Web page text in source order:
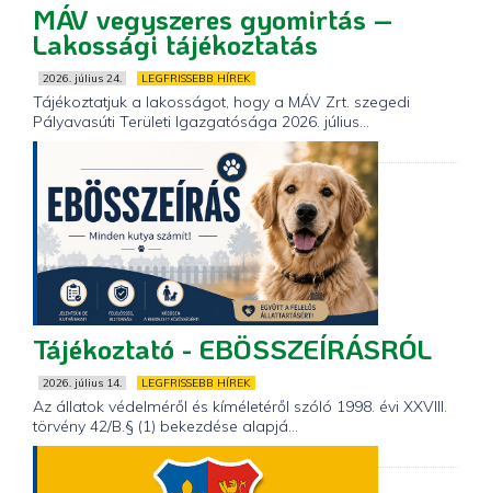
MÁV vegyszeres gyomirtás –
Lakossági tájékoztatás
2026. július 24. LEGFRISSEBB HÍREK
Tájékoztatjuk a lakosságot, hogy a MÁV Zrt. szegedi
Pályavasúti Területi Igazgatósága 2026. július...
Tájékoztató - EBÖSSZEÍRÁSRÓL
2026. július 14. LEGFRISSEBB HÍREK
Az állatok védelméről és kíméletéről szóló 1998. évi XXVIII.
törvény 42/B.§ (1) bekezdése alapjá...